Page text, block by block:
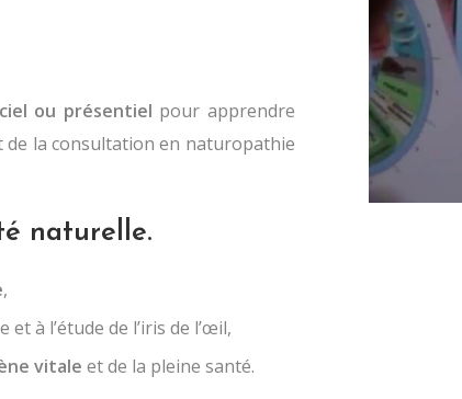
ou présentiel pour apprendre
de la consultation en naturopathie
naturelle.
,
à l’étude de l’iris de l’œil,
vitale et de la pleine santé.